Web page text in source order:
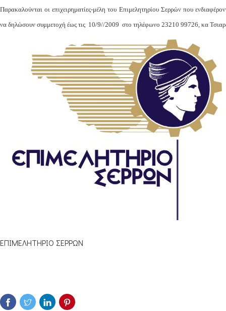
Παρακαλούνται οι επιχειρηματίες-μέλη του Επιμελητηρίου Σερρών που
να δηλώσουν συμμετοχή έως τις 10/9//2009 στο τηλέφωνο 23210 99726, κα
ΕΠΙΜΕΛΗΤΗΡΙΟ ΣΕΡΡΩΝ